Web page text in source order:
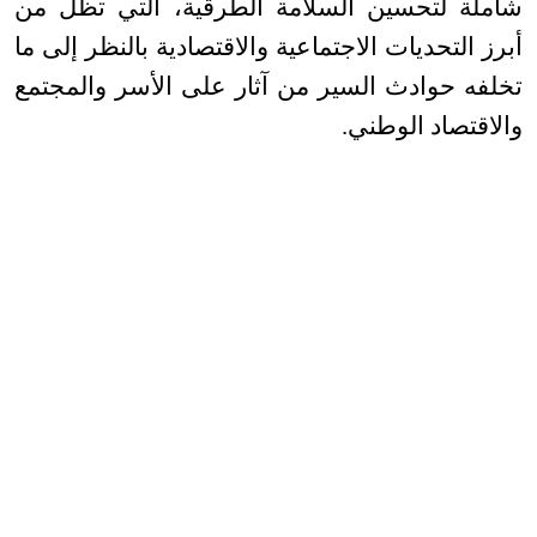
شاملة لتحسين السلامة الطرقية، التي تظل من
أبرز التحديات الاجتماعية والاقتصادية بالنظر إلى ما
تخلفه حوادث السير من آثار على الأسر والمجتمع
والاقتصاد الوطني.